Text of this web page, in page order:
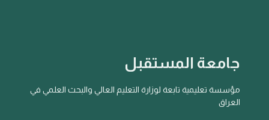
جامعة المستقبل
مؤسسة تعليمية تابعة لوزارة التعليم العالي والبحث العلمي في
العراق